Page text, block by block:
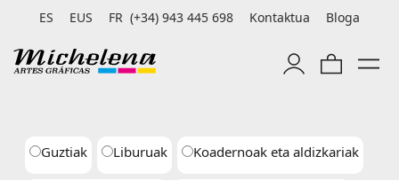
ES EUS FR (+34) 943 445 698 Kontaktua Bloga
Guztiak Liburuak Koadernoak eta aldizkariak